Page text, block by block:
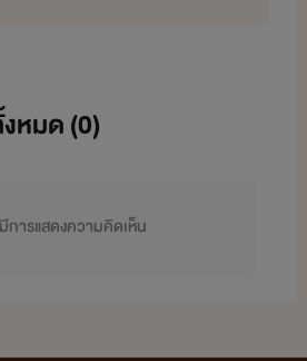
ว้ให้ผู้อ่านที่น่ารักอ่านกันค่ะ
ลองเขียนตัวน้อยๆ ตัวดำๆ
หมด (0)
การแสดงความคิดเห็น